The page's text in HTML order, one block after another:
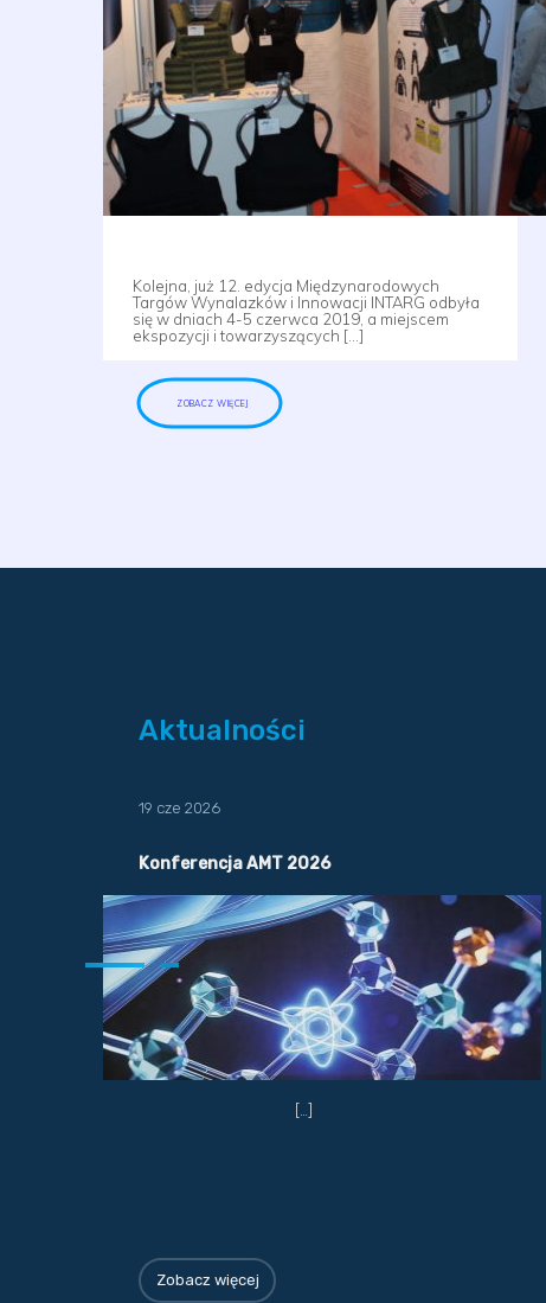
Kolejna, już 12. edycja Międzynarodowych
Targów Wynalazków i Innowacji INTARG odbyła
się w dniach 4-5 czerwca 2019, a miejscem
ekspozycji i towarzyszących […]
ZOBACZ WIĘCEJ
Aktualności
19 cze 2026
Konferencja AMT 2026
[…]
Zobacz więcej